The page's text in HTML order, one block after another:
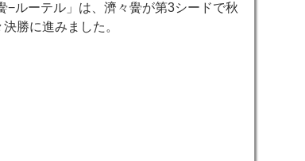
ルーテル」は、濟々黌が第3シードで秋
勝に進みました。